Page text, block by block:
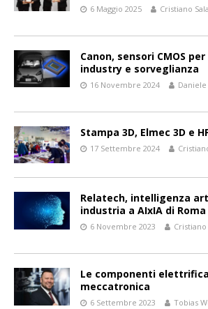
6 Maggio 2025 Cristiano Sala
Canon, sensori CMOS
industry e sorveglianza
16 Novembre 2024
Stampa 3D, Elmec 3D e
17 Settembre 2024
Relatech, intelligenza
industria a AIxIA di Roma
6 Novembre 2023 Cristiano
Le componenti
meccatronica
6 Settembre 2023 Tobias